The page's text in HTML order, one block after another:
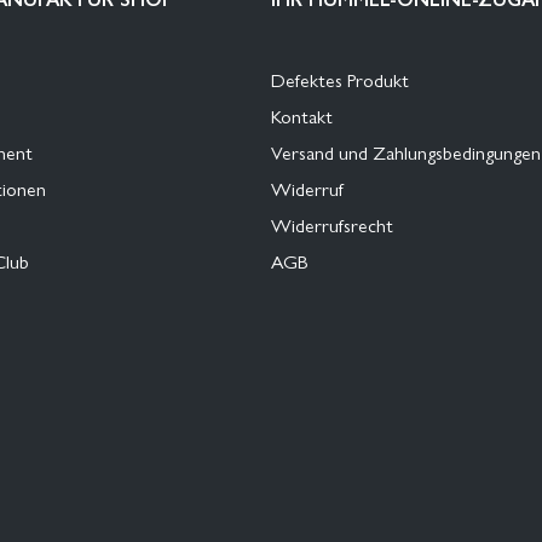
Defektes Produkt
Kontakt
Versand und Zahlungsbedingungen
Widerruf
Widerrufsrecht
AGB